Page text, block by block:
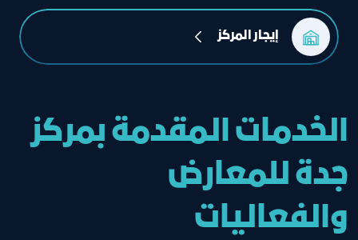
إيجار المركز
الخدمات المقدمة بمركز
جدة للمعارض
والفعاليات